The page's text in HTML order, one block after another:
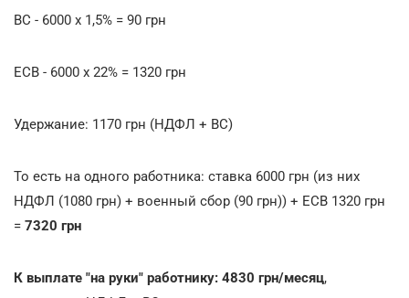
ВС - 6000 х 1,5% = 90 грн
ЕСВ - 6000 х 22% = 1320 грн
Удержание: 1170 грн (НДФЛ + ВС)
То есть на одного работника: ставка 6000 грн (из них
НДФЛ (1080 грн) + военный сбор (90 грн)) + ЕСВ 1320 грн
= 7320 грн
К выплате "на руки" работнику: 4830 грн/месяц,